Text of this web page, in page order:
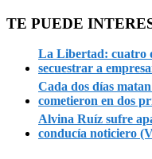
TE PUEDE
La Libertad: cuatro
secuestrar a
Cada dos días
cometieron en dos
Alvina Ruíz sufre
conducía noticiero